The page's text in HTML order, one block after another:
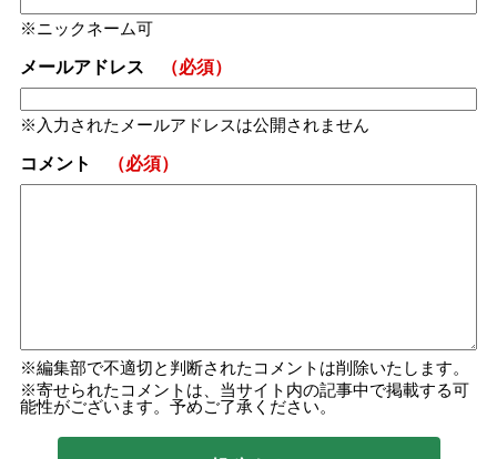
ニックネーム可
メールアドレス （必須）
入力されたメールアドレスは公開されません
コメント （必須）
編集部で不適切と判断されたコメントは削除いたします。
寄せられたコメントは、当サイト内の記事中で掲載する可
能性がございます。予めご了承ください。